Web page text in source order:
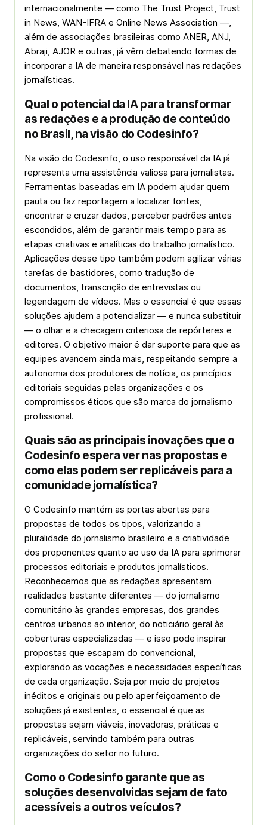
internacionalmente — como The Trust Project, Trust
in News, WAN-IFRA e Online News Association —,
além de associações brasileiras como ANER, ANJ,
Abraji, AJOR e outras, já vêm debatendo formas de
incorporar a IA de maneira responsável nas redações
jornalísticas.
Qual o potencial da IA para transformar
as redações e a produção de conteúdo
no Brasil, na visão do Codesinfo?
Na visão do Codesinfo, o uso responsável da IA já
representa uma assistência valiosa para jornalistas.
Ferramentas baseadas em IA podem ajudar quem
pauta ou faz reportagem a localizar fontes,
encontrar e cruzar dados, perceber padrões antes
escondidos, além de garantir mais tempo para as
etapas criativas e analíticas do trabalho jornalístico.
Aplicações desse tipo também podem agilizar várias
tarefas de bastidores, como tradução de
documentos, transcrição de entrevistas ou
legendagem de vídeos. Mas o essencial é que essas
soluções ajudem a potencializar — e nunca substituir
— o olhar e a checagem criteriosa de repórteres e
editores. O objetivo maior é dar suporte para que as
equipes avancem ainda mais, respeitando sempre a
autonomia dos produtores de notícia, os princípios
editoriais seguidas pelas organizações e os
compromissos éticos que são marca do jornalismo
profissional.
Quais são as principais inovações que o
Codesinfo espera ver nas propostas e
como elas podem ser replicáveis para a
comunidade jornalística?
O Codesinfo mantém as portas abertas para
propostas de todos os tipos, valorizando a
pluralidade do jornalismo brasileiro e a criatividade
dos proponentes quanto ao uso da IA para aprimorar
processos editoriais e produtos jornalísticos.
Reconhecemos que as redações apresentam
realidades bastante diferentes — do jornalismo
comunitário às grandes empresas, dos grandes
centros urbanos ao interior, do noticiário geral às
coberturas especializadas — e isso pode inspirar
propostas que escapam do convencional,
explorando as vocações e necessidades específicas
de cada organização. Seja por meio de projetos
inéditos e originais ou pelo aperfeiçoamento de
soluções já existentes, o essencial é que as
propostas sejam viáveis, inovadoras, práticas e
replicáveis, servindo também para outras
organizações do setor no futuro.
Como o Codesinfo garante que as
soluções desenvolvidas sejam de fato
acessíveis a outros veículos?